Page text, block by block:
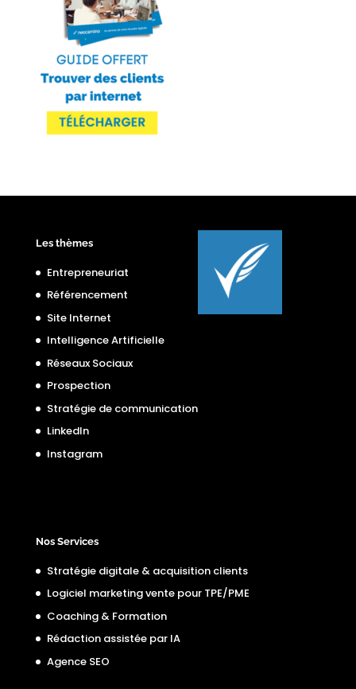
Les thèmes
Entrepreneuriat
Référencement
Site Internet
Intelligence Artificielle
Réseaux Sociaux
Prospection
Stratégie de communication
LinkedIn
Instagram
Nos Services
Stratégie digitale & acquisition clients
Logiciel marketing vente pour TPE/PME
Coaching & Formation
Rédaction assistée par IA
Agence SEO